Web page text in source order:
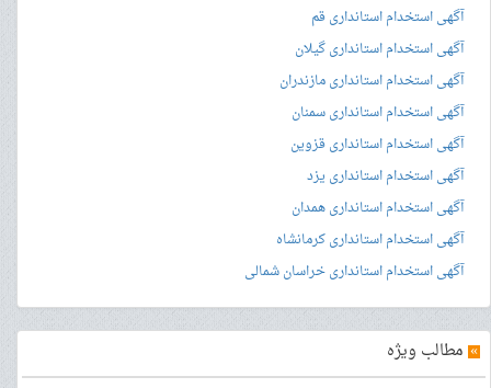
آگهی استخدام استانداری قم
آگهی استخدام استانداری گیلان
آگهی استخدام استانداری مازندران
آگهی استخدام استانداری سمنان
آگهی استخدام استانداری قزوین
آگهی استخدام استانداری یزد
آگهی استخدام استانداری همدان
آگهی استخدام استانداری کرمانشاه
آگهی استخدام استانداری خراسان شمالی
» مطالب ویژه